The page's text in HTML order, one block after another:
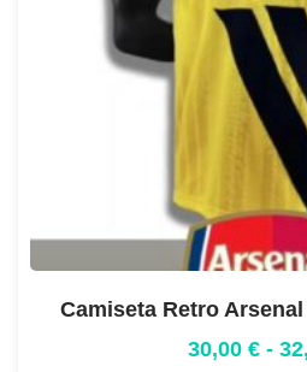
Camiseta Retro
30,00 € -